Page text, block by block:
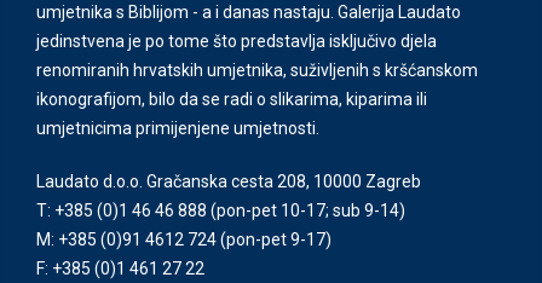
umjetnika s Biblijom - a i danas nastaju. Galerija Laudato
jedinstvena je po tome što predstavlja isključivo djela
renomiranih hrvatskih umjetnika, suživljenih s kršćanskom
ikonografijom, bilo da se radi o slikarima, kiparima ili
umjetnicima primijenjene umjetnosti.
Laudato d.o.o. Gračanska cesta 208, 10000 Zagreb
T: +385 (0)1 46 46 888 (pon-pet 10-17; sub 9-14)
M: +385 (0)91 4612 724(pon-pet 9-17)
F: +385 (0)1 461 27 22